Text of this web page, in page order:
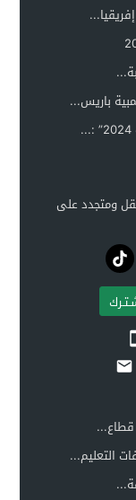
باريس...
ومتجدد على
قطاع...
التعليم...